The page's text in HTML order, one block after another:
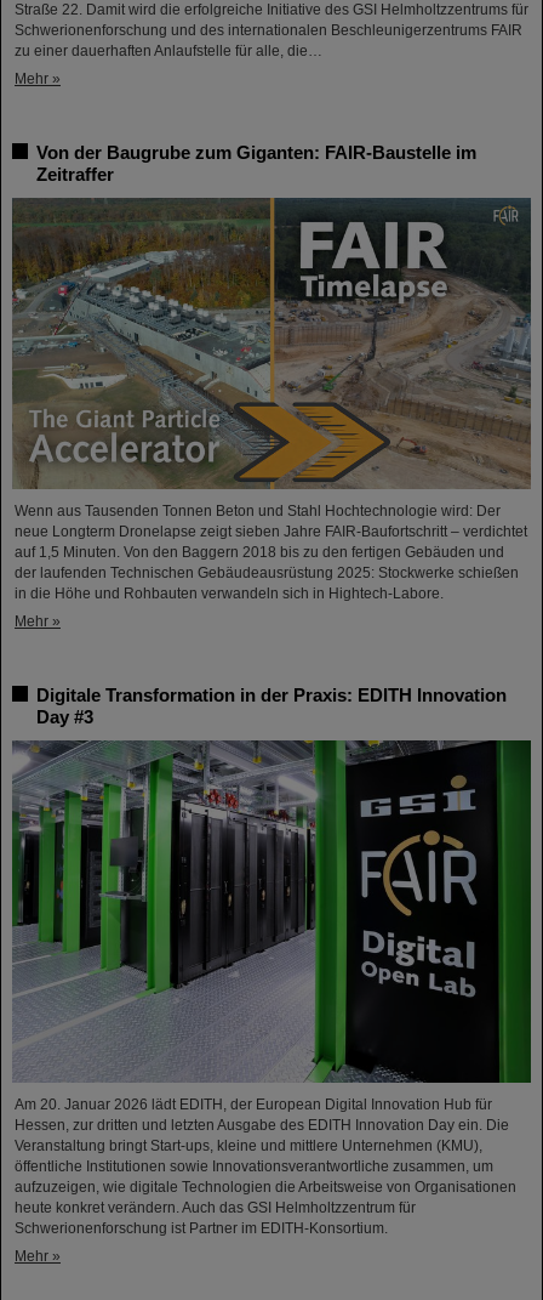
Straße 22. Damit wird die erfolgreiche Initiative des GSI Helmholtzzentrums für
Schwerionenforschung und des internationalen Beschleunigerzentrums FAIR
zu einer dauerhaften Anlaufstelle für alle, die…
Mehr »
Von der Baugrube zum Giganten: FAIR-Baustelle im
Zeitraffer
Wenn aus Tausenden Tonnen Beton und Stahl Hochtechnologie wird: Der
neue Longterm Dronelapse zeigt sieben Jahre FAIR-Baufortschritt – verdichtet
auf 1,5 Minuten. Von den Baggern 2018 bis zu den fertigen Gebäuden und
der laufenden Technischen Gebäudeausrüstung 2025: Stockwerke schießen
in die Höhe und Rohbauten verwandeln sich in Hightech-Labore.​
Mehr »
Digitale Transformation in der Praxis: EDITH Innovation
Day #3
Am 20. Januar 2026 lädt EDITH, der European Digital Innovation Hub für
Hessen, zur dritten und letzten Ausgabe des EDITH Innovation Day ein. Die
Veranstaltung bringt Start-ups, kleine und mittlere Unternehmen (KMU),
öffentliche Institutionen sowie Innovationsverantwortliche zusammen, um
aufzuzeigen, wie digitale Technologien die Arbeitsweise von Organisationen
heute konkret verändern. Auch das GSI Helmholtzzentrum für
Schwerionenforschung ist Partner im EDITH-Konsortium.
Mehr »